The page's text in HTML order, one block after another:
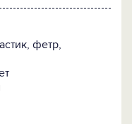
фетр,